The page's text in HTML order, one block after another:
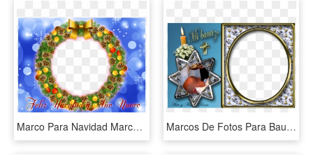
Marco Para Navidad Marcos En Psd Y Png Para Descargar - Marco De Foto Para Navidad, Transparent Png Marcos De Fotos Para Bautizos - Marco Para Fotos De Bautizo Png, Transparent Png